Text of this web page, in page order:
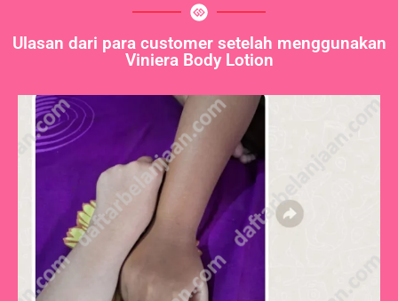
Ulasan dari para customer setelah menggunakan
Viniera Body Lotion